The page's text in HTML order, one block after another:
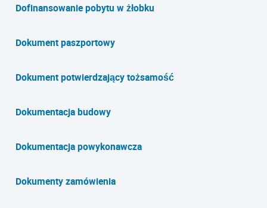
Dofinansowanie pobytu w żłobku
Dokument paszportowy
Dokument potwierdzający tożsamość
Dokumentacja budowy
Dokumentacja powykonawcza
Dokumenty zamówienia